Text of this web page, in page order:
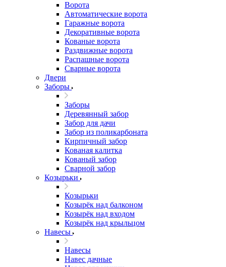
Ворота
Автоматические ворота
Гаражные ворота
Декоративные ворота
Кованые ворота
Раздвижные ворота
Распашные ворота
Сварные ворота
Двери
Заборы
Заборы
Деревянный забор
Забор для дачи
Забор из поликарбоната
Кирпичный забор
Кованая калитка
Кованый забор
Сварной забор
Козырьки
Козырьки
Козырёк над балконом
Козырёк над входом
Козырёк над крыльцом
Навесы
Навесы
Навес дачные